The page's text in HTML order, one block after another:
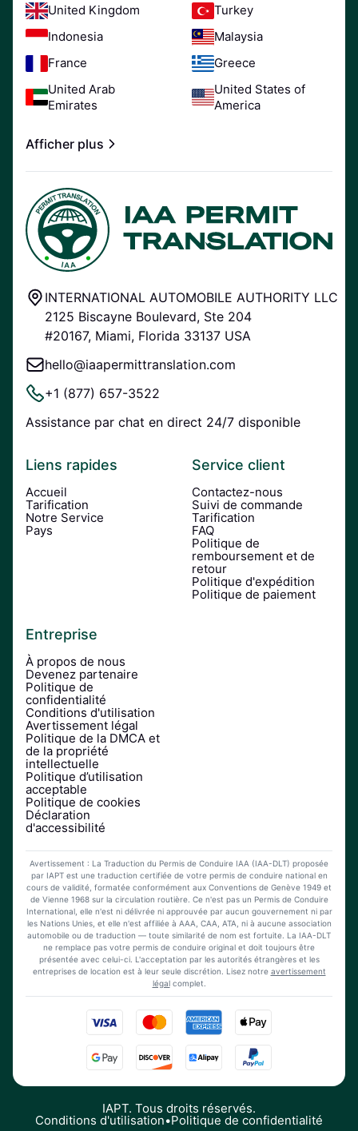
United Kingdom
Turkey
Indonesia
Malaysia
France
Greece
United Arab
Emirates
United States of
America
Afficher plus
INTERNATIONAL AUTOMOBILE AUTHORITY LLC
2125 Biscayne Boulevard, Ste 204
#20167, Miami, Florida 33137 USA
hello@iaapermittranslation.com
+1 (877) 657-3522
Assistance par chat en direct 24/7 disponible
Liens rapides
Accueil
Tarification
Notre Service
Pays
Service client
Contactez-nous
Suivi de commande
Tarification
FAQ
Politique de
remboursement et de
retour
Politique d'expédition
Politique de paiement
Entreprise
À propos de nous
Devenez partenaire
Politique de
confidentialité
Conditions d'utilisation
Avertissement légal
Politique de la DMCA et
de la propriété
intellectuelle
Politique d’utilisation
acceptable
Politique de cookies
Déclaration
d'accessibilité
Avertissement : La Traduction du Permis de Conduire IAA (IAA-DLT) proposée
par IAPT est une traduction certifiée de votre permis de conduire national en
cours de validité, formatée conformément aux Conventions de Genève 1949 et
de Vienne 1968 sur la circulation routière. Ce n'est pas un Permis de Conduire
International, elle n'est ni délivrée ni approuvée par aucun gouvernement ni par
les Nations Unies, et elle n'est affiliée à AAA, CAA, ATA, ni à aucune association
automobile ou de traduction — toute similarité de nom est fortuite. La IAA-DLT
ne remplace pas votre permis de conduire original et doit toujours être
présentée avec celui-ci. L'acceptation par les autorités étrangères et les
entreprises de location est à leur seule discrétion. Lisez notre avertissement
légalcomplet.
IAPT. Tous droits réservés.
Conditions d'utilisation•Politique de confidentialité